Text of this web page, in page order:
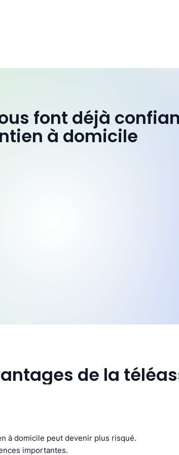
font déjà
à domicile
de la
à domicile peut devenir plus risqué.
importantes.